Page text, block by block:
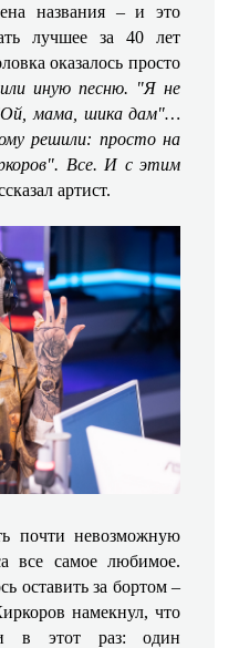
названия – и это
лучшее за 40 лет
оказалось просто
иную песню. "Я не
мама, шика дам"…
решили: просто на
Все. И с этим
артист.
почти невозможную
все самое любимое.
оставить за бортом –
намекнул, что
в этот раз: один